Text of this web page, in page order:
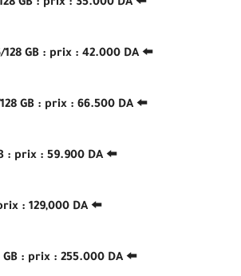
⬅️ Redmi note 10 : 4/128 GB : prix : 35.000 DA
⬅️ Redmi note 10S : 6/128 GB : prix : 42.000 DA
⬅️ Mi note 10 Lite : 6/128 GB : prix : 66.500 DA
⬅️ Mi 11 Lite : 6/128 GB : prix : 59.900 DA
⬅️ Mi 11 : 8/256 GB : prix : 129,000 DA
⬅️ Mi 11 Ultra : 12/256 GB : prix : 255.000 DA